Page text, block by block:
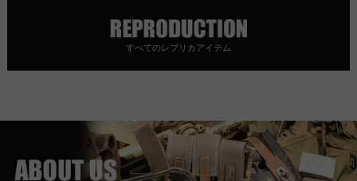
すべてのレプリカアイテム